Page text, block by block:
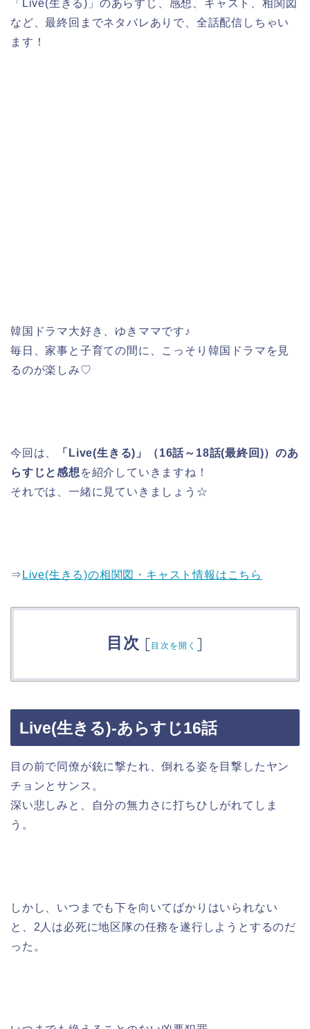
「Live(生きる)」のあらすじ、感想、キャスト、相関図
など、最終回までネタバレありで、全話配信しちゃい
ます！
韓国ドラマ大好き、ゆきママです♪
毎日、家事と子育ての間に、こっそり韓国ドラマを見
るのが楽しみ♡
今回は、
「Live(生きる)」（16話～18話(最終回)）のあ
らすじと感想 を紹介していきますね！
それでは、一緒に見ていきましょう☆
⇒ Live(生きる)の相関図・キャスト情報はこちら
目次 [目次を開く ]
Live(生きる)-あらすじ16話
目の前で同僚が銃に撃たれ、倒れる姿を目撃したヤン
チョンとサンス。
深い悲しみと、自分の無力さに打ちひしがれてしま
う。
しかし、いつまでも下を向いてばかりはいられない
と、2人は必死に地区隊の任務を遂行しようとするのだ
った。